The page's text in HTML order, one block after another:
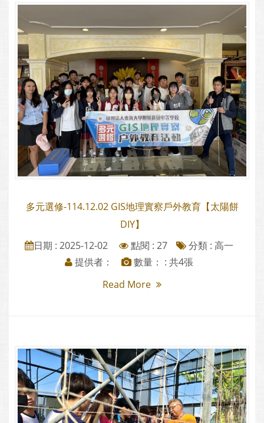
多元選修-114.12.02 GIS地理實察戶外教育【太陽餅
DIY】
日期 : 2025-12-02
點閱 : 27 分類 : 高一
提供者：
數量： : 共4張
Read More